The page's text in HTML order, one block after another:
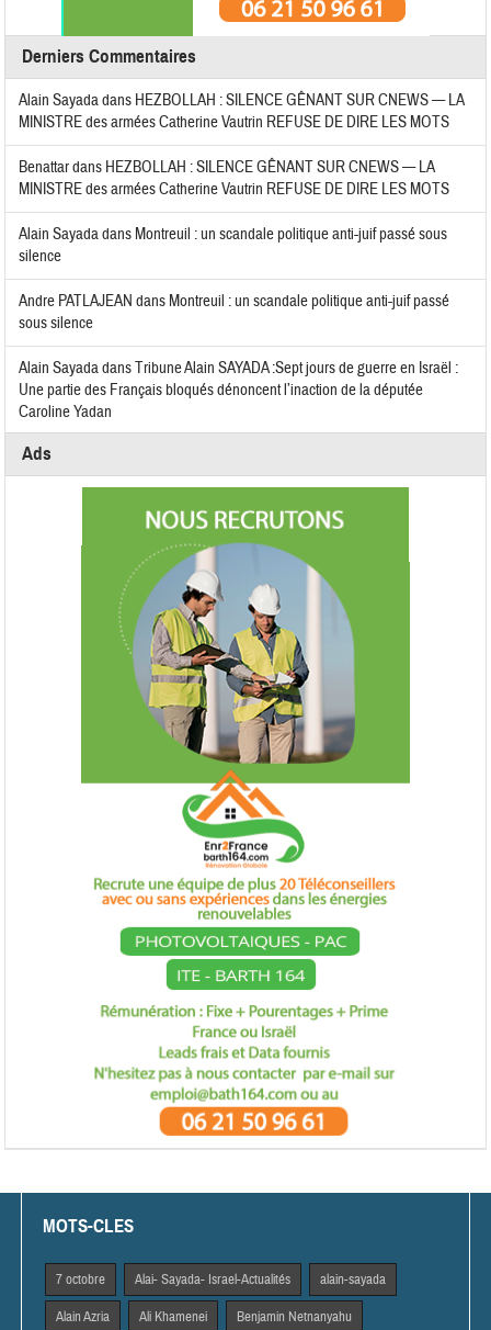
Derniers Commentaires
Alain Sayadadans HEZBOLLAH : SILENCE GÊNANT SUR CNEWS — LA
MINISTRE des armées Catherine Vautrin REFUSE DE DIRE LES MOTS
Benattardans HEZBOLLAH : SILENCE GÊNANT SUR CNEWS — LA
MINISTRE des armées Catherine Vautrin REFUSE DE DIRE LES MOTS
Alain Sayadadans Montreuil : un scandale politique anti-juif passé sous
silence
Andre PATLAJEAN dans Montreuil : un scandale politique anti-juif passé
sous silence
Alain SayadadansTribune Alain SAYADA :Sept jours de guerre en Israël :
Une partie des Français bloqués dénoncent l’inaction de la députée
Caroline Yadan
Ads
MOTS-CLES
7 octobre Alai- Sayada- Israel-Actualités alain-sayada
Alain Azria Ali Khamenei Benjamin Netnanyahu